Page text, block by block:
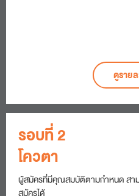
ดูราย
รอบที่ 2
โควตา
ผู้สมัครที่มีคุณสมบัติตามกำหนด สาม
สมัครได้